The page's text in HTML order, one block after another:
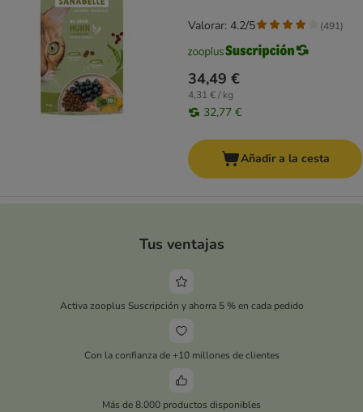
34,49 €
4,31 € / kg
32,77 €
Valorar: 4.2/5 (491)
Añadir a la cesta
Tus ventajas
Activa zooplus Suscripción y ahorra 5 % en cada pedido
Con la confianza de +10 millones de clientes
Más de 8.000 productos disponibles